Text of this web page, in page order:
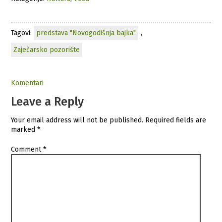
Tagovi: predstava "Novogodišnja bajka"
,
Zaječarsko pozorište
Komentari
Leave a Reply
Your email address will not be published. Required fields are
marked*
Comment*